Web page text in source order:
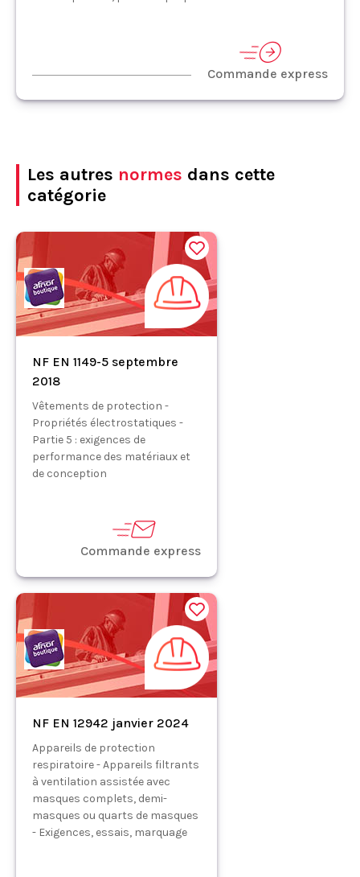
Commande express
Les autres normes dans cette
catégorie
NF EN 1149-5 septembre
2018
Vêtements de protection -
Propriétés électrostatiques -
Partie 5 : exigences de
performance des matériaux et
de conception
Commande express
NF EN 12942 janvier 2024
Appareils de protection
respiratoire - Appareils filtrants
à ventilation assistée avec
masques complets, demi-
masques ou quarts de masques
- Exigences, essais, marquage